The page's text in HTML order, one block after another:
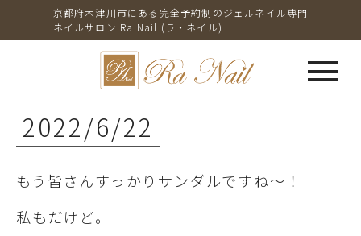
京都府木津川市にある完全予約制のジェルネイル専門
ネイルサロン Ra Nail (ラ・ネイル)
menu
2022/6/22
もう皆さんすっかりサンダルですね～！
私もだけど。